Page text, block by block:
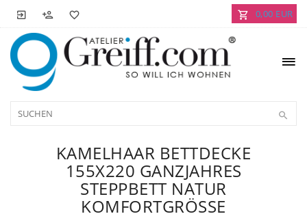
0,00 EUR
KAMELHAAR BETTDECKE
155X220 GANZJAHRES
STEPPBETT NATUR
KOMFORTGRÖSSE